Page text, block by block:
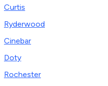
Curtis
Ryderwood
Cinebar
Doty
Rochester